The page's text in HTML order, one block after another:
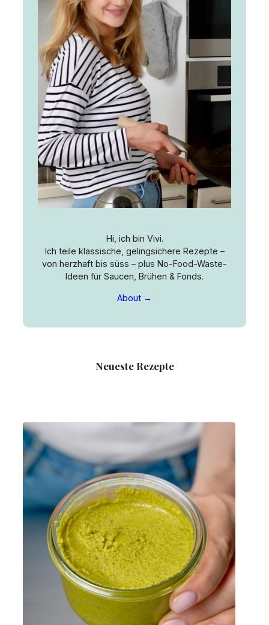
Hi, ich bin Vivi.
Ich teile klassische, gelingsichere Rezepte –
von herzhaft bis süss – plus No-Food-Waste-
Ideen für Saucen, Brühen & Fonds.
About →
Neueste Rezepte